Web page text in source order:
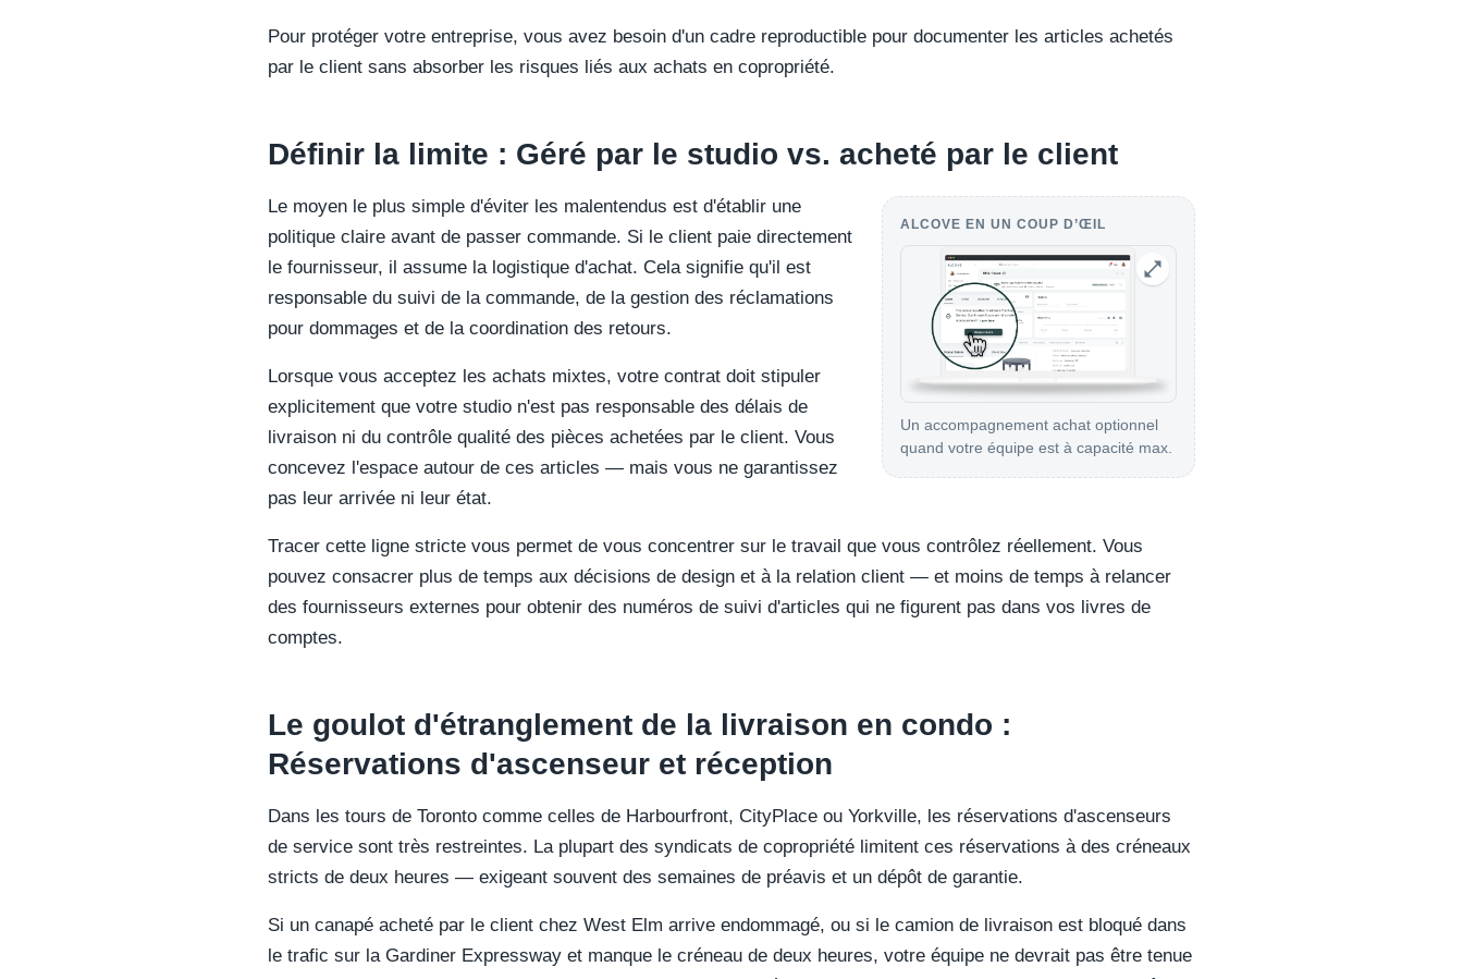
Pour protéger votre entreprise, vous avez besoin d'un cadre reproductible pour documenter les articles achetés
par le client sans absorber les risques liés aux achats en copropriété.
Définir la limite : Géré par le studio vs. acheté par le client
ALCOVE EN UN COUP D’ŒIL
Un accompagnement achat optionnel
quand votre équipe est à capacité max.
Le moyen le plus simple d'éviter les malentendus est d'établir une
politique claire avant de passer commande. Si le client paie directement
le fournisseur, il assume la logistique d'achat. Cela signifie qu'il est
responsable du suivi de la commande, de la gestion des réclamations
pour dommages et de la coordination des retours.
Lorsque vous acceptez les achats mixtes, votre contrat doit stipuler
explicitement que votre studio n'est pas responsable des délais de
livraison ni du contrôle qualité des pièces achetées par le client. Vous
concevez l'espace autour de ces articles — mais vous ne garantissez
pas leur arrivée ni leur état.
Tracer cette ligne stricte vous permet de vous concentrer sur le travail que vous contrôlez réellement. Vous
pouvez consacrer plus de temps aux décisions de design et à la relation client — et moins de temps à relancer
des fournisseurs externes pour obtenir des numéros de suivi d'articles qui ne figurent pas dans vos livres de
comptes.
Le goulot d'étranglement de la livraison en condo :
Réservations d'ascenseur et réception
Dans les tours de Toronto comme celles de Harbourfront, CityPlace ou Yorkville, les réservations d'ascenseurs
de service sont très restreintes. La plupart des syndicats de copropriété limitent ces réservations à des créneaux
stricts de deux heures — exigeant souvent des semaines de préavis et un dépôt de garantie.
Si un canapé acheté par le client chez West Elm arrive endommagé, ou si le camion de livraison est bloqué dans
le trafic sur la Gardiner Expressway et manque le créneau de deux heures, votre équipe ne devrait pas être tenue